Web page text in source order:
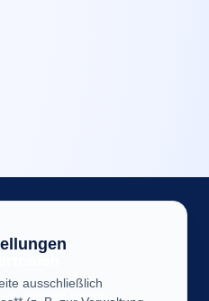
wichtig! Helfen
ausschließlich